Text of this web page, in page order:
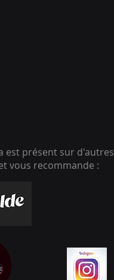
est présent sur d'autres
vous recommande :